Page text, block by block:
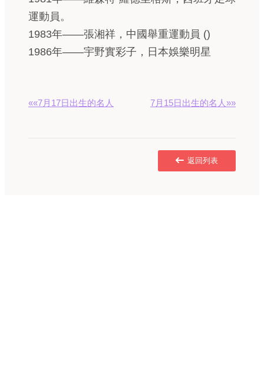
運動員。
1983年——張湘祥，中國舉重運動員 ()
1986年——宇野實彩子，日本娛樂明星
««7月17日出生的名人 7月15日出生的名人»»
返回列表